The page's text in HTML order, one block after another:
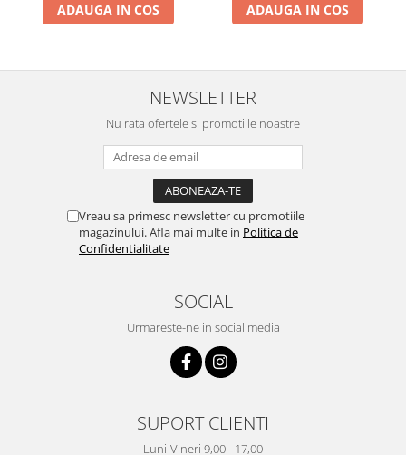
ADAUGA IN COS ADAUGA IN COS
NEWSLETTER
Nu rata ofertele si promotiile noastre
Vreau sa primesc newsletter cu promotiile
magazinului. Afla mai multe in Politica de
Confidentialitate
SOCIAL
Urmareste-ne in social media
SUPORT CLIENTI
Luni-Vineri 9,00 - 17,00